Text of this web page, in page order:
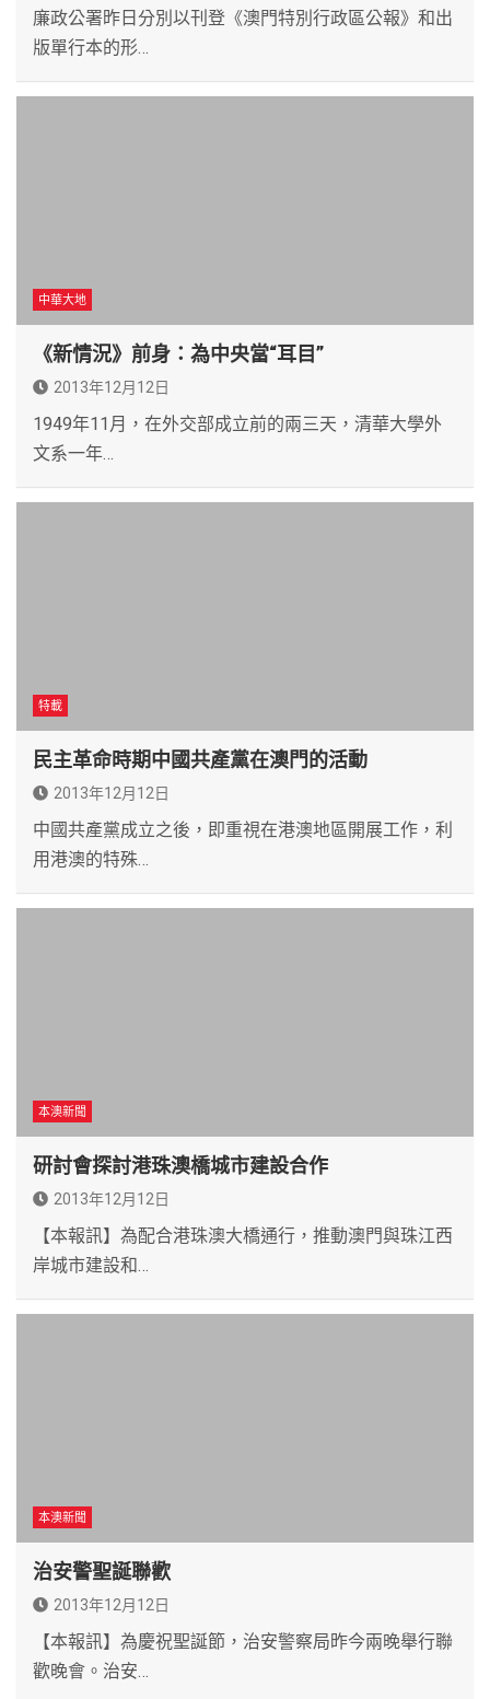
廉政公署昨日分別以刊登《澳門特別行政區公報》和出
版單行本的形…
中華大地
《新情況》前身：為中央當“耳目”
2013年12月12日
1949年11月，在外交部成立前的兩三天，清華大學外
文系一年…
特載
民主革命時期中國共產黨在澳門的活動
2013年12月12日
中國共產黨成立之後，即重視在港澳地區開展工作，利
用港澳的特殊…
本澳新聞
研討會探討港珠澳橋城市建設合作
2013年12月12日
【本報訊】為配合港珠澳大橋通行，推動澳門與珠江西
岸城市建設和…
本澳新聞
治安警聖誕聯歡
2013年12月12日
【本報訊】為慶祝聖誕節，治安警察局昨今兩晚舉行聯
歡晚會。治安…